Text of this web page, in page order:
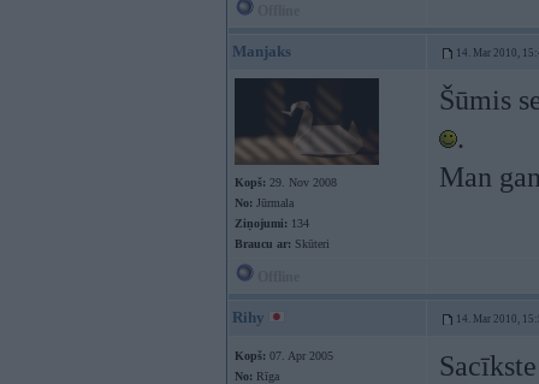
Manjaks 14. Mar 2010,
Kopš: 29. Nov 2008
No: Jūrmala
Ziņojumi: 134
Braucu ar: Skūteri
Šūmis
.
Man
Rihy 14. Mar 2010,
Kopš: 07. Apr 2005
No: Rīga